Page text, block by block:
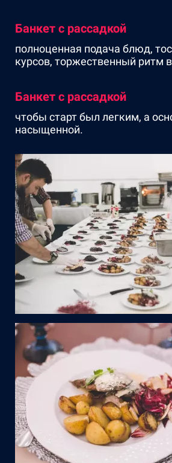
Банкет с рассадкой
полноценная подача блюд,
курсов, торжественный ритм
Банкет с рассадкой
чтобы старт был легким, а
насыщенной.